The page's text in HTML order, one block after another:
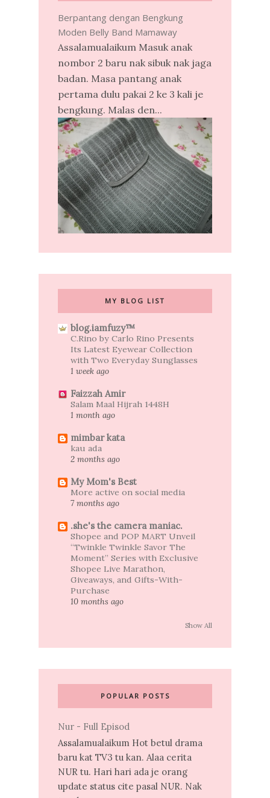
Berpantang dengan Bengkung
Moden Belly Band Mamaway
Assalamualaikum Masuk anak
nombor 2 baru nak sibuk nak jaga
badan. Masa pantang anak
pertama dulu pakai 2 ke 3 kali je
bengkung. Malas den...
MY BLOG LIST
blog.iamfuzy™
C.Rino by Carlo Rino Presents
Its Latest Eyewear Collection
with Two Everyday Sunglasses
1 week ago
Faizzah Amir
Salam Maal Hijrah 1448H
1 month ago
mimbar kata
kau ada
2 months ago
My Mom's Best
More active on social media
7 months ago
.she's the camera maniac.
Shopee and POP MART Unveil
“Twinkle Twinkle Savor The
Moment” Series with Exclusive
Shopee Live Marathon,
Giveaways, and Gifts-With-
Purchase
10 months ago
Show All
POPULAR POSTS
Nur - Full Episod
Assalamualaikum Hot betul drama
baru kat TV3 tu kan. Alaa cerita
NUR tu. Hari hari ada je orang
update status cite pasal NUR. Nak